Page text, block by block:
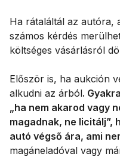
Ha rátaláltál az autóra,
számos kérdés
költséges vásárlásról
Először is, ha aukción
alkudni az árból.
„ha nem akarod vagy
magadnak, ne licitálj”,
autó végső ára, ami
magáneladóval vagy